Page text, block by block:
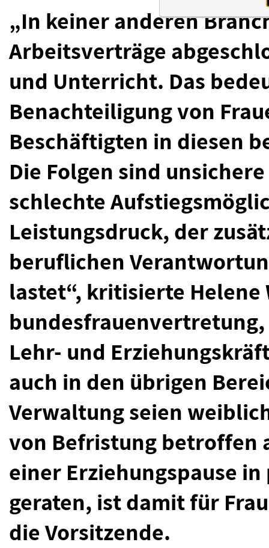
„In keiner anderen
Arbeitsverträge
und Unterricht. Das
Benachteiligung von
Beschäftigten in diesen
Die Folgen sind
schlechte
Leistungsdruck, der
beruflichen
lastet“, kritisierte
Lehr- und
auch in den übrigen
Verwaltung seien
von Befristung betroffen
einer Erziehungspause
geraten, ist damit für
die Vorsitzende.